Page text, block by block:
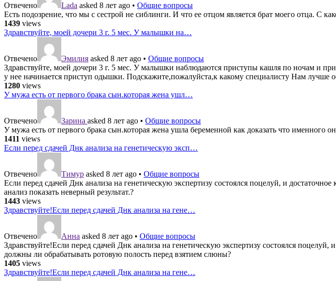
Отвечено Lada asked 8 лет ago • Общие вопросы
Есть подозрение, что мы с сестрой не сиблинги. И что ее отцом является брат моего отца. С
1439 views
Здравствуйте, моей дочери 3 г. 5 мес. У малышки на…
Отвечено Эмилия asked 8 лет ago • Общие вопросы
Здравствуйте, моей дочери 3 г. 5 мес. У малышки наблюдаются приступы кашля по ночам и
у нее начинается приступ одышки. Подскажите,пожалуйста,к какому специалисту Нам лучше
1280 views
У мужа есть от первого брака сын.которая жена ушл…
Отвечено Зарина asked 8 лет ago • Общие вопросы
У мужа есть от первого брака сын.которая жена ушла беременной как доказать что
1411 views
Если перед сдачей Днк анализа на генетическую эксп…
Отвечено Тимур asked 8 лет ago • Общие вопросы
Если перед сдачей Днк анализа на генетическую экспертизу состоялся поцелуй, и
анализ показать неверный результат.?
1443 views
Здравствуйте!Если перед сдачей Днк анализа на гене…
Отвечено Анна asked 8 лет ago • Общие вопросы
Здравствуйте!Если перед сдачей Днк анализа на генетическую экспертизу состоялся
должны ли обрабатывать ротовую полость перед взятием слюны?
1405 views
Здравствуйте!Если перед сдачей Днк анализа на гене…